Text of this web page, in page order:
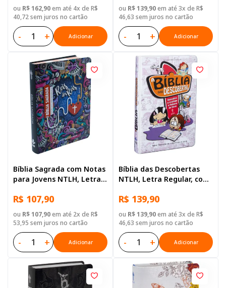
ou R$ 162,90em até 4x de R$
40,72 sem juros no cartão
- + Adicionar
ou R$ 139,90em até 3x de R$
46,63 sem juros no cartão
- + Adicionar
Bíblia Sagrada com Notas
para Jovens NTLH, Letra
Semi Flexível Ilustrada:
Marrom
R$ 107,90
ou R$ 107,90em até 2x de R$
53,95 sem juros no cartão
- + Adicionar
Bíblia das Descobertas
NTLH, Letra Regular, com
R$ 139,90
ou R$ 139,90em até 3x de R$
46,63 sem juros no cartão
- + Adicionar